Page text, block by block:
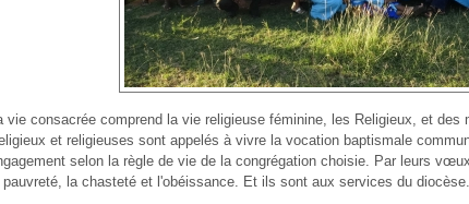
vie consacrée comprend la vie religieuse féminine, les Religieux, et des
et religieuses sont appelés à vivre la vocation baptismale
selon la règle de vie de la congrégation choisie. Par leurs
pauvreté, la chasteté et l'obéissance. Et ils sont aux services du diocèse.